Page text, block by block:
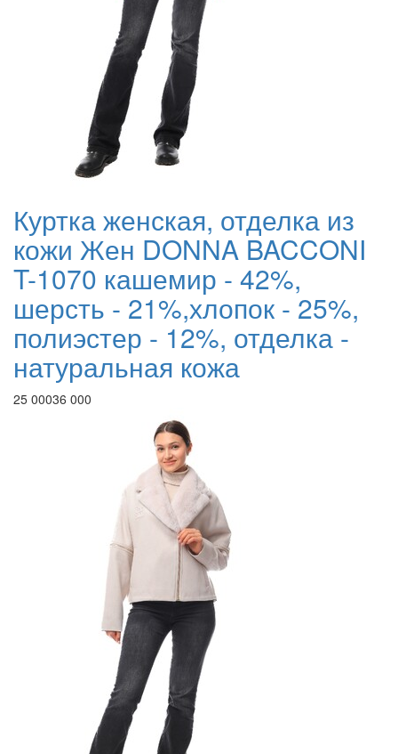
Куртка женская, отделка из
кожи Жен DONNA BACCONI
T-1070 кашемир - 42%,
шерсть - 21%,хлопок - 25%,
полиэстер - 12%, отделка -
натуральная кожа
25 00036 000